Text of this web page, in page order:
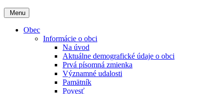
Menu
Obec
Informácie o obci
Na úvod
Aktuálne demografické údaje o obci
Prvá písomná zmienka
Významné udalosti
Pamätník
Povesť